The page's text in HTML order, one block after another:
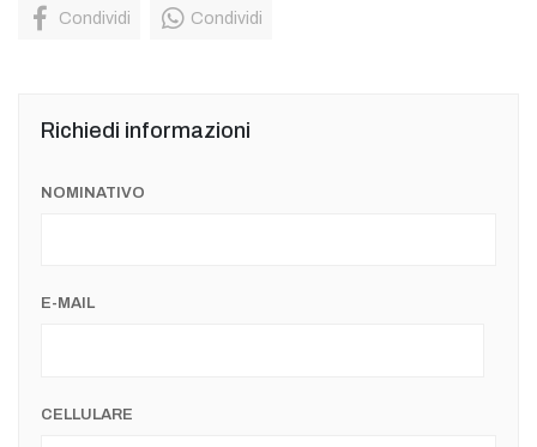
Condividi Condividi
Richiedi informazioni
NOMINATIVO
E-MAIL
CELLULARE